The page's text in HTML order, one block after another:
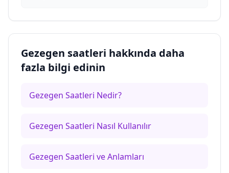
Gezegen saatleri hakkında daha
fazla bilgi edinin
Gezegen Saatleri Nedir?
Gezegen Saatleri Nasıl Kullanılır
Gezegen Saatleri ve Anlamları